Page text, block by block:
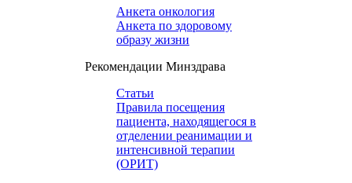
Анкета онкология
Анкета по здоровому
образу жизни
Рекомендации Минздрава
Статьи
Правила посещения
пациента, находящегося в
отделении реанимации и
интенсивной терапии
(ОРИТ)